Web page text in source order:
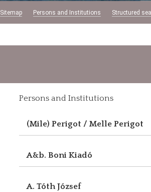
Sitemap Persons and Institutions Structured
Persons and Institutions
(Mile) Perigot / Melle Perigot
A&b. Boni Kiadó
A. Tóth József